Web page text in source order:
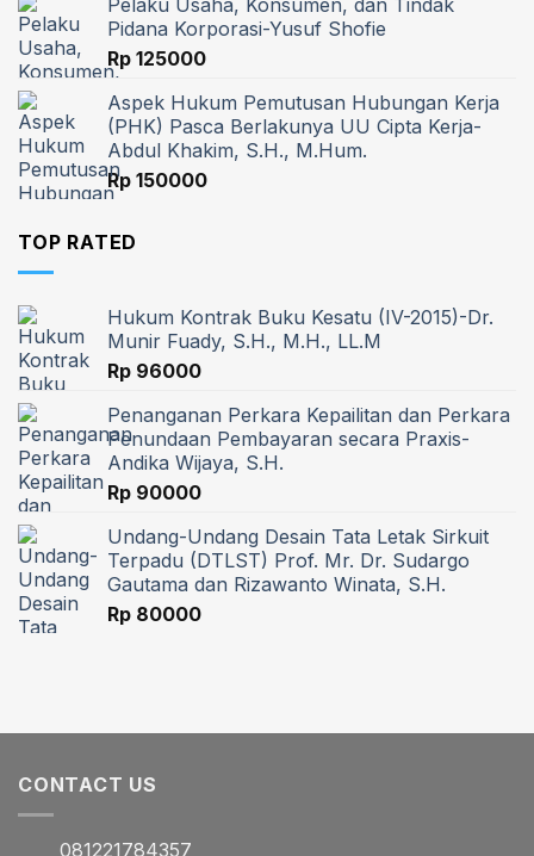
Pelaku Usaha, Konsumen, dan Tindak
Pidana Korporasi-Yusuf Shofie
Rp 125000
Aspek Hukum Pemutusan Hubungan Kerja
(PHK) Pasca Berlakunya UU Cipta Kerja-
Abdul Khakim, S.H., M.Hum.
Rp 150000
TOP RATED
Hukum Kontrak Buku Kesatu (IV-2015)-Dr.
Munir Fuady, S.H., M.H., LL.M
Rp 96000
Penanganan Perkara Kepailitan dan Perkara
Penundaan Pembayaran secara Praxis-
Andika Wijaya, S.H.
Rp 90000
Undang-Undang Desain Tata Letak Sirkuit
Terpadu (DTLST) Prof. Mr. Dr. Sudargo
Gautama dan Rizawanto Winata, S.H.
Rp 80000
CONTACT US
081221784357